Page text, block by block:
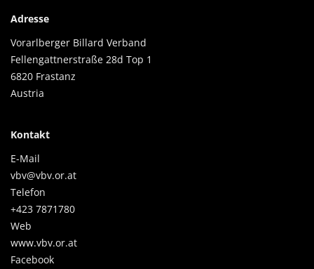
Adresse
Vorarlberger Billard Verband
Fellengattnerstraße 28d Top 1
6820 Frastanz
Austria
Kontakt
E-Mail
vbv@vbv.or.at
Telefon
+423 7871780
Web
www.vbv.or.at
Facebook